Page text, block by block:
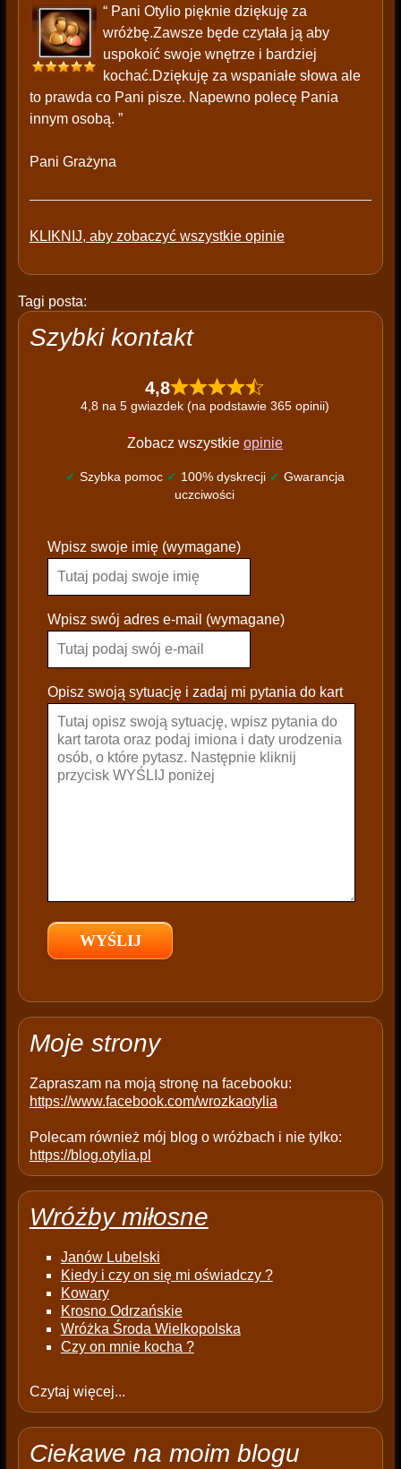
“ Pani Otylio pięknie dziękuję za
wróżbę.Zawsze będe czytała ją aby
uspokoić swoje wnętrze i bardziej
kochać.Dziękuję za wspaniałe słowa ale
to prawda co Pani pisze. Napewno polecę Pania
innym osobą. ”
Pani Grażyna
KLIKNIJ, aby zobaczyć wszystkie opinie
Tagi posta:
Szybki kontakt
4,8
4,8 na 5 gwiazdek (na podstawie 365 opinii)
Zobacz wszystkie opinie
✔ Szybka pomoc ✔ 100% dyskrecji ✔ Gwarancja
uczciwości
l
a
s
e
a
e
e
p
y
Wpisz swoje imię (wymagane)
Wpisz swój adres e-mail (wymagane)
Opisz swoją sytuację i zadaj mi pytania do kart
Moje strony
Zapraszam na moją stronę na facebooku:
https://www.facebook.com/wrozkaotylia
Polecam również mój blog o wróżbach i nie tylko:
https://blog.otylia.pl
Wróżby miłosne
Janów Lubelski
Kiedy i czy on się mi oświadczy ?
Kowary
Krosno Odrzańskie
Wróżka Środa Wielkopolska
Czy on mnie kocha ?
Czytaj więcej...
Ciekawe na moim blogu